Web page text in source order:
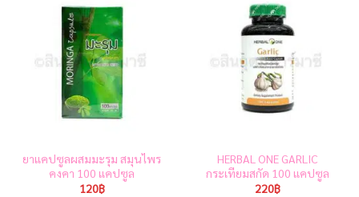
ยาแคปซูลผสมมะรุม สมุนไพร
คงคา 100 แคปซูล
120฿
HERBAL ONE GARLIC
กระเทียมสกัด 100 แคปซูล
220฿